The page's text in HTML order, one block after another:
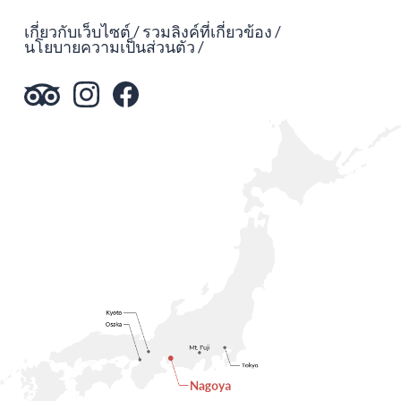
เกี่ยวกับเว็บไซต์ รวมลิงค์ที่เกี่ยวข้อง
นโยบายความเป็นส่วนตัว